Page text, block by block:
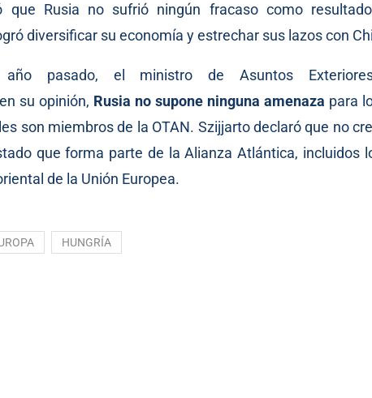
que Rusia no sufrió ningún fracaso como
diversificar su economía y estrechar sus lazos con
pasado, el ministro de Asuntos
su opinión, Rusia no supone ninguna amenaza para
son miembros de la OTAN. Szijjarto declaró que no
que forma parte de la Alianza Atlántica, incluidos
de la Unión Europea.
HUNGRÍA